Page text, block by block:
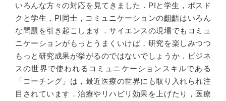
いろんな方々の対応を見てきました．PIと学生，ポスド
クと学生，PI同士，コミュニケーションの齟齬はいろん
な問題を引き起こします．サイエンスの現場でもコミュ
ニケーションがもっとうまくいけば，研究を楽しみつつ
もっと研究成果が挙がるのではないでしょうか．ビジネ
スの世界で使われるコミュニケーションスキルである
「コーチング」は，最近医療の世界にも取り入れられ注
目されています．治療やリハビリ効果を上げたり，医療